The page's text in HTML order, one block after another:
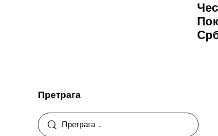
Претрага